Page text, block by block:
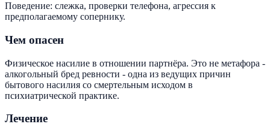
Поведение: слежка, проверки телефона, агрессия к
предполагаемому сопернику.
Чем опасен
Физическое насилие в отношении партнёра. Это не метафора -
алкогольный бред ревности - одна из ведущих причин
бытового насилия со смертельным исходом в
психиатрической практике.
Лечение